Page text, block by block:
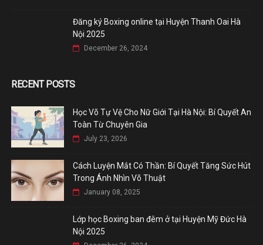
Đăng ký Boxing online tại Huyện Thanh Oai Hà
Nội 2025
December 26, 2024
RECENT POSTS
Học Võ Tự Vệ Cho Nữ Giới Tại Hà Nội: Bí Quyết An
Toàn Từ Chuyên Gia
July 23, 2026
Cách Luyện Mắt Có Thần: Bí Quyết Tăng Sức Hút
Trong Ánh Nhìn Võ Thuật
January 08, 2025
Lớp học Boxing ban đêm ở tại Huyện Mỹ Đức Hà
Nội 2025